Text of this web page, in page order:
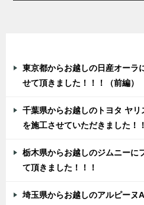
東京都からお越しの日産オーラ
せて頂きました！！！（前編）
千葉県からお越しのトヨタ ヤ
を施工させていただきました！
栃木県からお越しのジムニーに
て頂きました！！！
埼玉県からお越しのアルピーヌ